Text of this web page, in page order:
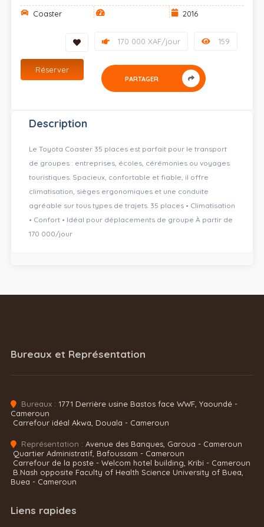
Coaster
2016
159
170 000 XAF/jour
Réserver
PARTAGER
Description
Le Toyota Coaster 35 places est parfait pour le transport
de groupes : entreprises, écoles, cérémonies ou voyages
touristiques. Spacieux, confortable et fiable, il offre
climatisation, sièges ergonomiques et une conduite
agréable sur tous types de trajets. 35 places • Climatisation
• Confort • Idéal pour déplacements de groupe À partir de
170 000/jour
Bureaux et Représentation
Bureaux : 1771 Derrière usine Bastos face WWF, Yaoundé -
Cameroun
Carrefour idéal Akwa, Douala - Cameroun
Représentation : Avenue des Banques, Garoua - Cameroun
Quartier Administratif, Bafoussam - Cameroun
Carrefour de la poste - Welcom hotel building, Kribi - Cameroun
B.Nash opposite Faculty of Health Science University of Buea,
Buea - Cameroun
Liens rapides